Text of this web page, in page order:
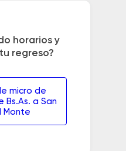
horarios y
regreso?
micro de
Bs.As. a San
Monte